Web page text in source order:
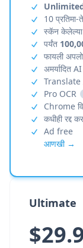
10 प्रतिमा-
स्कॅन केलेल्या
पर्यंत
फायली
अमर्यादित
Pro OCR
Chrome
कधीही रद्द
Ad free
आणखी →
Ultimate